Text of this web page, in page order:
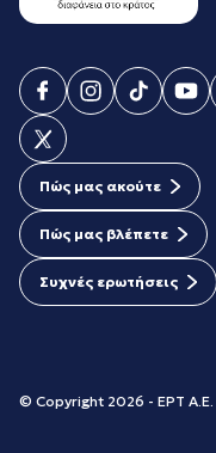
Πώς μας ακούτε
Πώς μας βλέπετε
Συχνές ερωτήσεις
© Copyright 2026 - ΕΡΤ Α.Ε.